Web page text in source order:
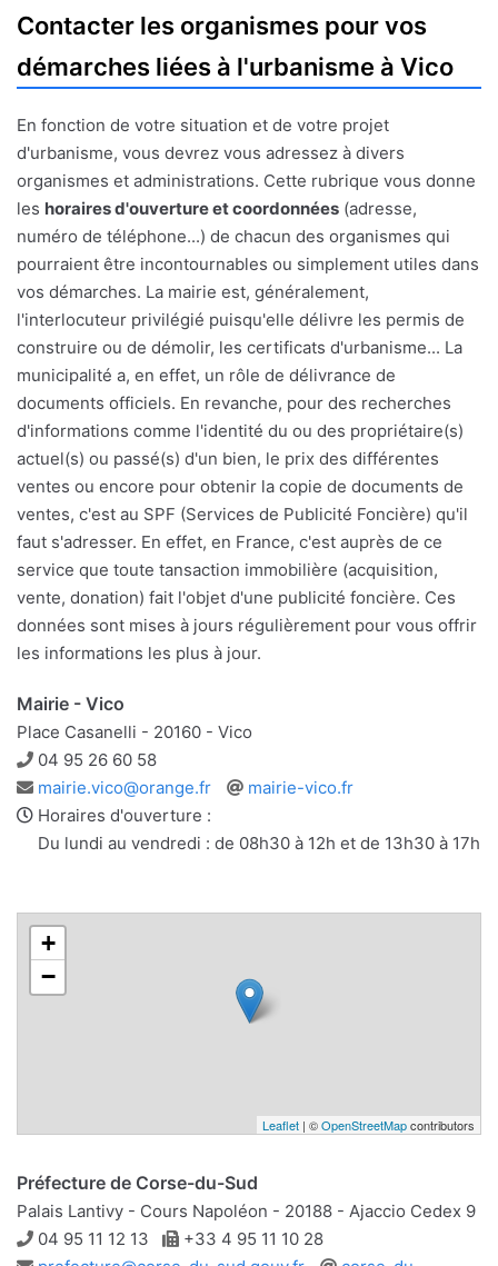
Contacter les organismes pour vos
démarches liées à l'urbanisme à Vico
En fonction de votre situation et de votre projet
d'urbanisme, vous devrez vous adressez à divers
organismes et administrations. Cette rubrique vous donne
les horaires d'ouverture et coordonnées (adresse,
numéro de téléphone...) de chacun des organismes qui
pourraient être incontournables ou simplement utiles dans
vos démarches. La mairie est, généralement,
l'interlocuteur privilégié puisqu'elle délivre les permis de
construire ou de démolir, les certificats d'urbanisme... La
municipalité a, en effet, un rôle de délivrance de
documents officiels. En revanche, pour des recherches
d'informations comme l'identité du ou des propriétaire(s)
actuel(s) ou passé(s) d'un bien, le prix des différentes
ventes ou encore pour obtenir la copie de documents de
ventes, c'est au SPF (Services de Publicité Foncière) qu'il
faut s'adresser. En effet, en France, c'est auprès de ce
service que toute tansaction immobilière (acquisition,
vente, donation) fait l'objet d'une publicité foncière. Ces
données sont mises à jours régulièrement pour vous offrir
les informations les plus à jour.
Mairie - Vico
Place Casanelli - 20160 - Vico
Téléphone
04 95 26 60 58
Adresse
e-
mail
mairie.vico@orange.fr
Site
mairie-vico.fr
Horaires d'ouverture :
Du lundi au vendredi : de 08h30 à 12h et de 13h30 à 17h
+
−
Leaflet | ©OpenStreetMapcontributors
Préfecture de Corse-du-Sud
Palais Lantivy - Cours Napoléon - 20188 - Ajaccio Cedex 9
Téléphone
04 95 11 12 13 Télécopie
+33 4 95 11 10 28